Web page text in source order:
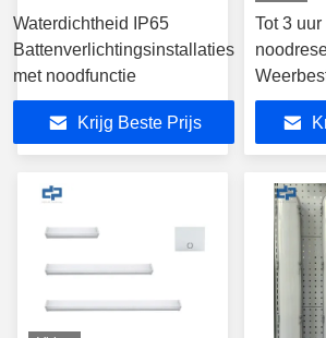
Waterdichtheid IP65
Battenverlichtingsinstallaties
met noodfunctie
Krijg Beste Prijs
Tot 3 uur
3000K/